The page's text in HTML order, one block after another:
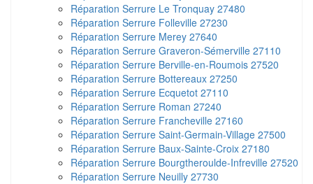
Réparation Serrure Le Tronquay 27480
Réparation Serrure Folleville 27230
Réparation Serrure Merey 27640
Réparation Serrure Graveron-Sémerville 27110
Réparation Serrure Berville-en-Roumois 27520
Réparation Serrure Bottereaux 27250
Réparation Serrure Ecquetot 27110
Réparation Serrure Roman 27240
Réparation Serrure Francheville 27160
Réparation Serrure Saint-Germain-Village 27500
Réparation Serrure Baux-Sainte-Croix 27180
Réparation Serrure Bourgtheroulde-Infreville 27520
Réparation Serrure Neuilly 27730